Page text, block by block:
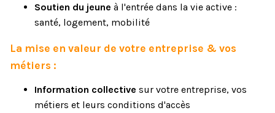
Soutien du jeune à l'entrée dans la vie active :
santé, logement, mobilité
La mise en valeur de votre entreprise & vos
métiers :
Information collective sur votre entreprise, vos
métiers et leurs conditions d'accès